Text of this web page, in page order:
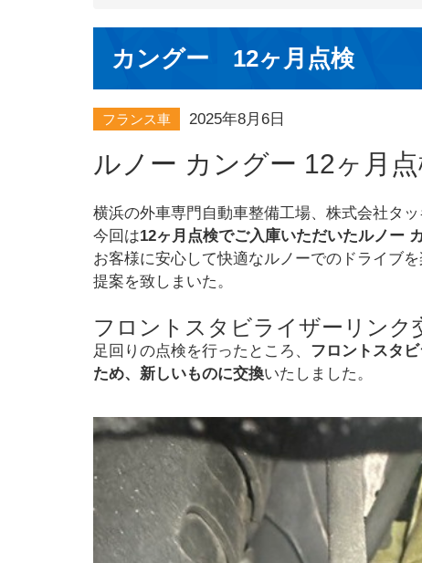
カングー 12ヶ月点検
フランス車 2025年8月6日
ルノー カングー 12ヶ月
横浜の外車専門自動車整備工場、株式会社タッ
今回は12ヶ月点検でご入庫いただいたルノー
お客様に安心して快適なルノーでのドライブ
提案を致しまいた。
フロントスタビライザーリンク
足回りの点検を行ったところ、 フロントスタ
ため、新しいものに交換いたしました。